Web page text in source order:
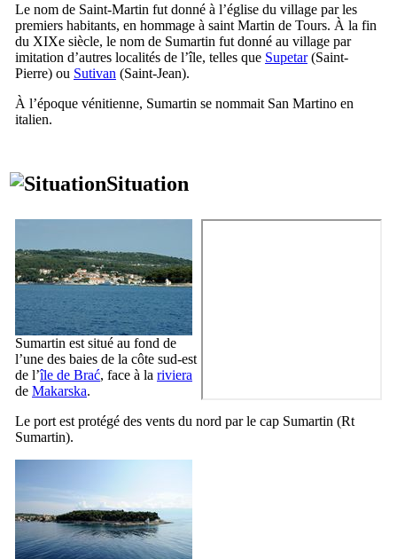
Le nom de Saint-Martin fut donné à l’église du village par les
premiers habitants, en hommage à saint Martin de Tours. À la fin
du XIXe siècle, le nom de Sumartin fut donné au village par
imitation d’autres localités de l’île, telles que Supetar(Saint-
Pierre) ou Sutivan (Saint-Jean).
À l’époque vénitienne, Sumartin se nommait San Martino en
italien.
Situation
Sumartin est situé au fond de
l’une des baies de la côte sud-est
de l’île de Brać, face à la riviera
de Makarska.
Le port est protégé des vents du nord par le cap Sumartin (Rt
Sumartin).